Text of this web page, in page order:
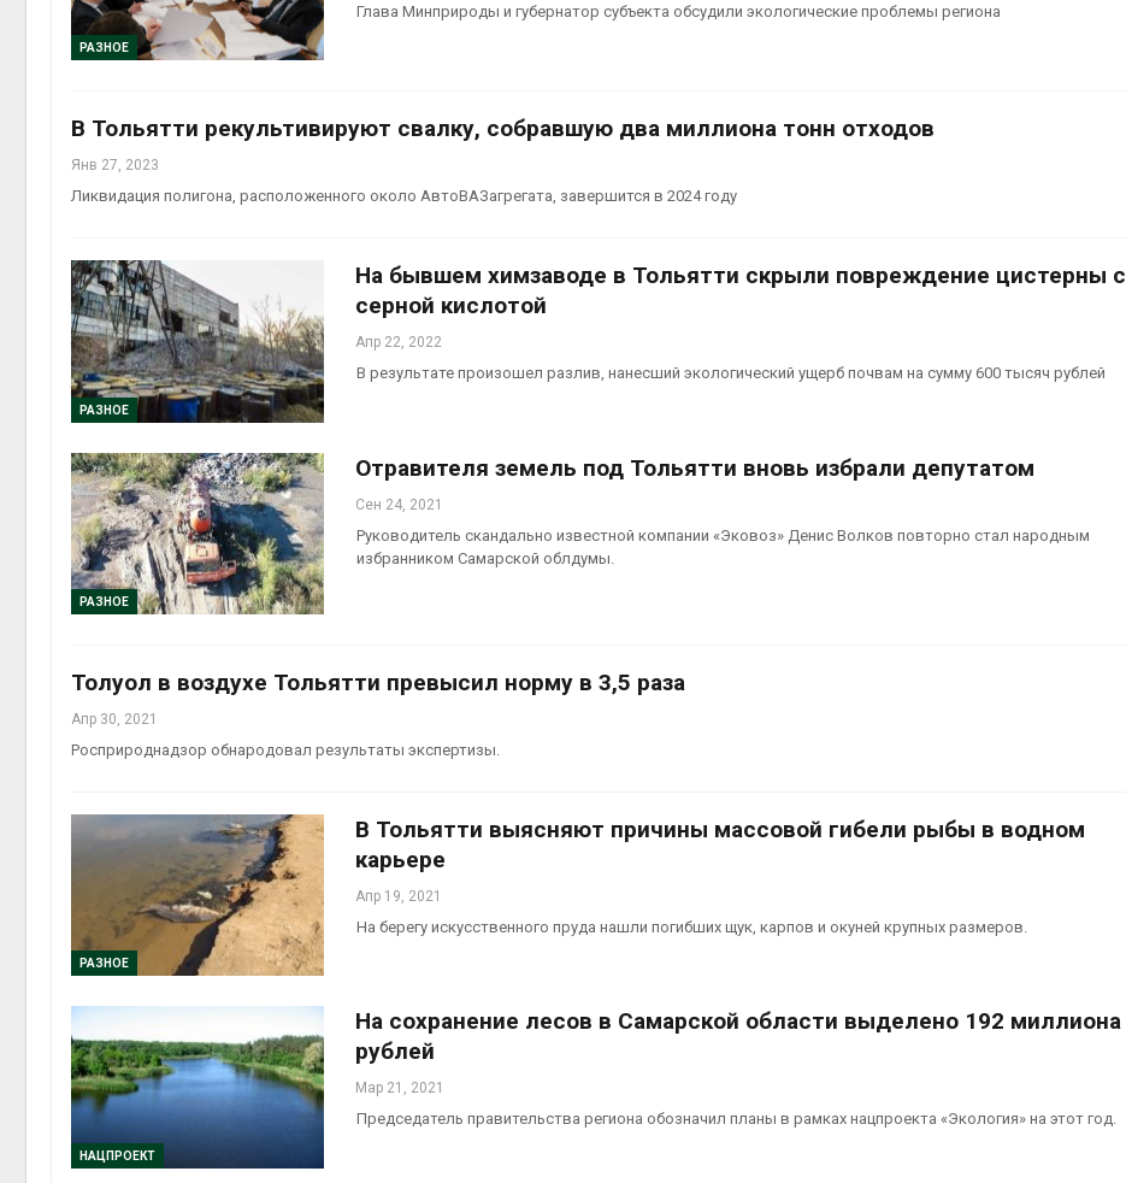
РАЗНОЕ
Глава Минприроды и губернатор субъекта обсудили экологические проблемы региона
В Тольятти рекультивируют свалку, собравшую два миллиона тонн отходов
Янв 27, 2023
Ликвидация полигона, расположенного около АвтоВАЗагрегата, завершится в 2024 году
РАЗНОЕ
На бывшем химзаводе в Тольятти скрыли повреждение цистерны с
серной кислотой
Апр 22, 2022
В результате произошел разлив, нанесший экологический ущерб почвам на сумму 600 тысяч рублей
РАЗНОЕ
Отравителя земель под Тольятти вновь избрали депутатом
Сен 24, 2021
Руководитель скандально известной компании «Эковоз» Денис Волков повторно стал народным
избранником Самарской облдумы.
Толуол в воздухе Тольятти превысил норму в 3,5 раза
Апр 30, 2021
Росприроднадзор обнародовал результаты экспертизы.
РАЗНОЕ
В Тольятти выясняют причины массовой гибели рыбы в водном
карьере
Апр 19, 2021
На берегу искусственного пруда нашли погибших щук, карпов и окуней крупных размеров.
НАЦПРОЕКТ
На сохранение лесов в Самарской области выделено 192 миллиона
рублей
Мар 21, 2021
Председатель правительства региона обозначил планы в рамках нацпроекта «Экология» на этот год.